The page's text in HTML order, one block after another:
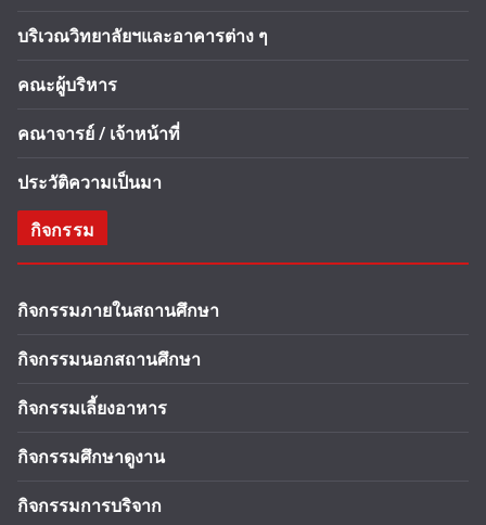
บริเวณวิทยาลัยฯและอาคารต่าง ๆ
คณะผู้บริหาร
คณาจารย์ / เจ้าหน้าที่
ประวัติความเป็นมา
กิจกรรม
กิจกรรมภายในสถานศึกษา
กิจกรรมนอกสถานศึกษา
กิจกรรมเลี้ยงอาหาร
กิจกรรมศึกษาดูงาน
กิจกรรมการบริจาก